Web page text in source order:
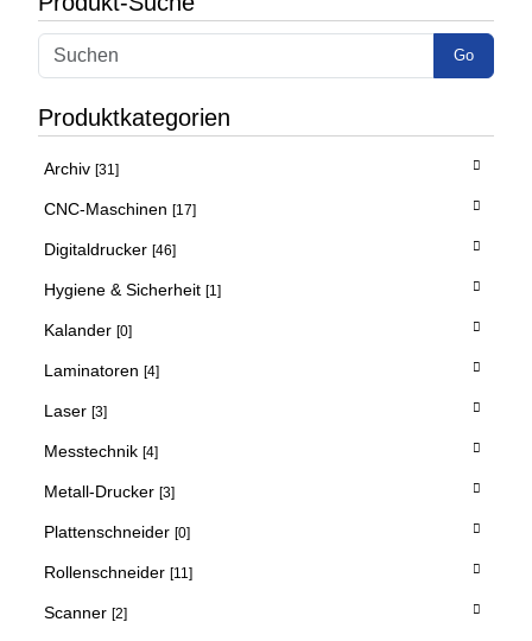
Go
Produktkategorien
Archiv [31]
CNC-Maschinen [17]
Digitaldrucker [46]
Hygiene & Sicherheit [1]
Kalander [0]
Laminatoren [4]
Laser [3]
Messtechnik [4]
Metall-Drucker [3]
Plattenschneider [0]
Rollenschneider [11]
Scanner [2]